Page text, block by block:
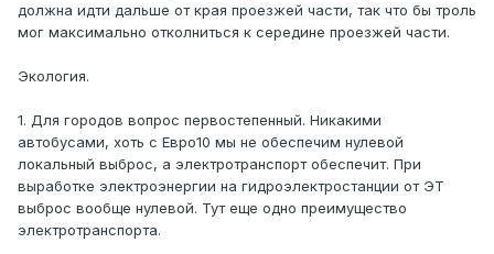
должна идти дальше от края проезжей части, так что бы троль
мог максимально отколниться к середине проезжей части.
Экология.
1. Для городов вопрос первостепенный. Никакими
автобусами, хоть с Евро10 мы не обеспечим нулевой
локальный выброс, а электротранспорт обеспечит. При
выработке электроэнергии на гидроэлектростанции от ЭТ
выброс вообще нулевой. Тут еще одно преимущество
электротранспорта.